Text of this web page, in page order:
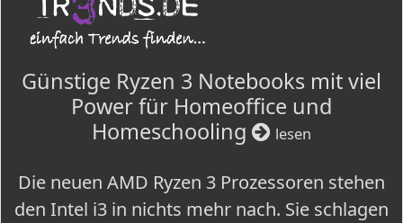
Günstige Ryzen 3 Notebooks mit viel
Power für Homeoffice und
Homeschooling
lesen
Die neuen AMD Ryzen 3 Prozessoren stehen
den Intel i3 in nichts mehr nach. Sie schlagen